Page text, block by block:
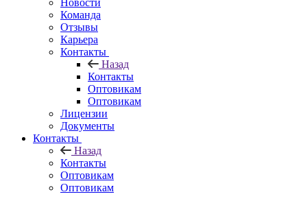
Новости
Команда
Отзывы
Карьера
Контакты
Назад
Контакты
Оптовикам
Оптовикам
Лицензии
Документы
Контакты
Назад
Контакты
Оптовикам
Оптовикам